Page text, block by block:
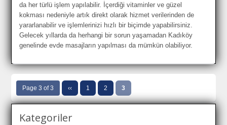
da her türlü işlem yapılabilir. İçerdiği vitaminler ve güzel
kokması nedeniyle artık direkt olarak hizmet verilerinden de
yararlanabilir ve işlemlerinizi hızlı bir biçimde yapabilirsiniz.
Gelecek yıllarda da herhangi bir sorun yaşamadan Kadıköy
genelinde evde masajların yapılması da mümkün olabiliyor.
Page 3 of 3 ‹‹ 1 2 3
Kategoriler